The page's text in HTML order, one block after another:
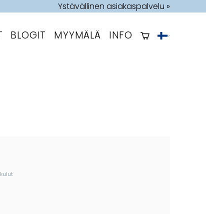
Ystävällinen asiakaspalvelu »
BLOGIT MYYMÄLÄ INFO